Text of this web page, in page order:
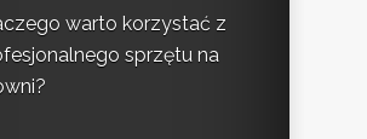
warto korzystać z
sprzętu na